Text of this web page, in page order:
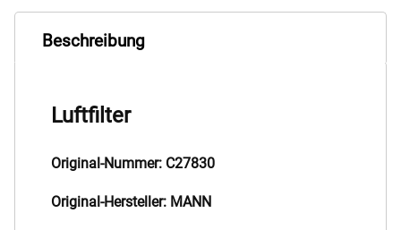
Beschreibung
Luftfilter
Original-Nummer: C27830
Original-Hersteller: MANN